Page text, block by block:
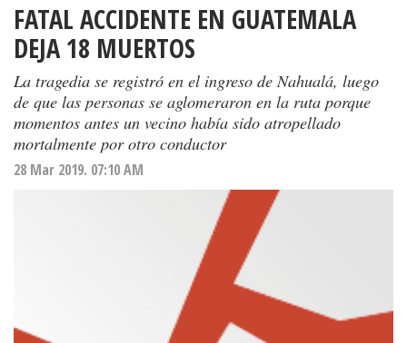
FATAL ACCIDENTE EN GUATEMALA
DEJA 18 MUERTOS
La tragedia se registró en el ingreso de Nahualá, luego
de que las personas se aglomeraron en la ruta porque
momentos antes un vecino había sido atropellado
mortalmente por otro conductor
28 Mar 2019. 07:10 AM